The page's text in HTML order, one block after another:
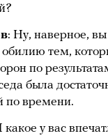
: Ну, наверное,
обилию тем,
по
была
по времени.
какое у вас